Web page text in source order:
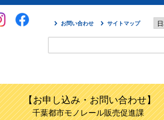
お問い合わせ サイトマップ
【お申し込み・お問い合わせ】
千葉都市モノレール販売促進課